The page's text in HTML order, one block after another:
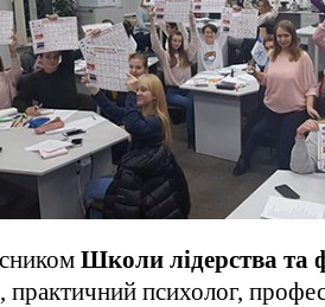
Школи лідерства та
практичний психолог,